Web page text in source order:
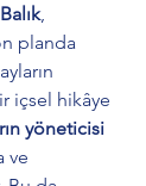
,
planda
içsel hikâye
yöneticisi
ve